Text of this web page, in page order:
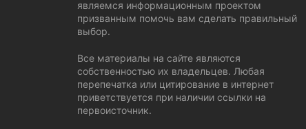
являемся информационным проектом
призванным помочь вам сделать правильный
выбор.
Все материалы на сайте являются
собственностью их владельцев. Любая
перепечатка или цитирование в интернет
приветствуется при наличии ссылки на
первоисточник.